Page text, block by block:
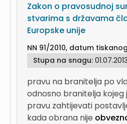
Zakon o pravosudnoj
stvarima s državama
Europske unije
NN 91/2010, datum
Stupa na snagu:
pravu na branitelja po
odnosno branitelja kojeg
pravu zahtijevati
kada obrana nije